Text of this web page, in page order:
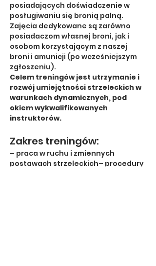
posiadających doświadczenie w
posługiwaniu się bronią palną.
Zajęcia dedykowane są zarówno
posiadaczom własnej broni, jak i
osobom korzystającym z naszej
broni i amunicji (po wcześniejszym
zgłoszeniu).
Celem treningów jest utrzymanie i
rozwój umiejętności strzeleckich w
warunkach dynamicznych, pod
okiem wykwalifikowanych
instruktorów.
Zakres treningów:
– praca w ruchu i zmiennych
postawach strzeleckich– procedury